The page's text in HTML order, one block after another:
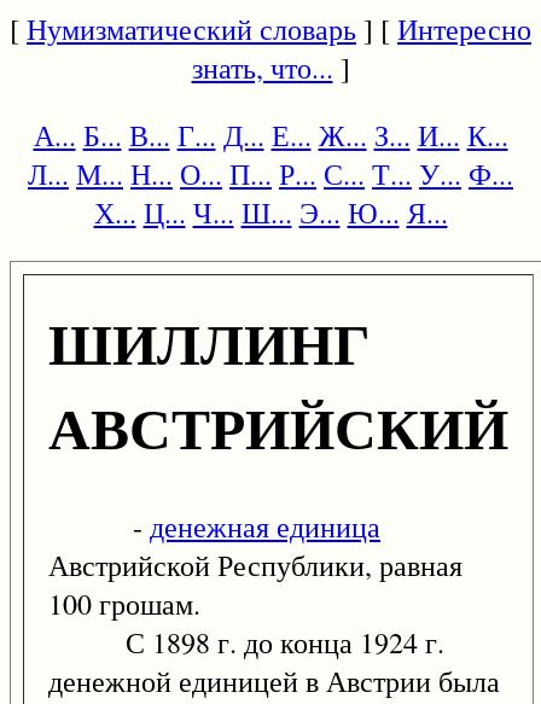
[Нумизматический словарь] [Интересно
знать, что... ]
А... Б... В... Г... Д... Е... Ж... З... И... К...
Л... М... Н... О... П... Р... С... Т... У... Ф...
Х... Ц... Ч... Ш... Э... Ю... Я...
ШИЛЛИНГ
АВСТРИЙСКИЙ
- денежная единица
Австрийской Республики, равная
100 грошам.
С 1898 г. до конца 1924 г.
денежной единицей в Австрии была